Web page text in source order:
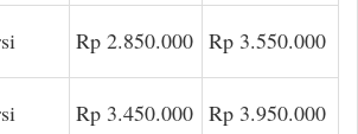
Rp 2.850.000 Rp 3.550.000
Rp 3.450.000 Rp 3.950.000